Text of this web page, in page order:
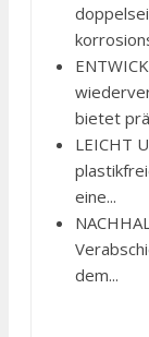
bietet
LEICHT
eine...
dem...